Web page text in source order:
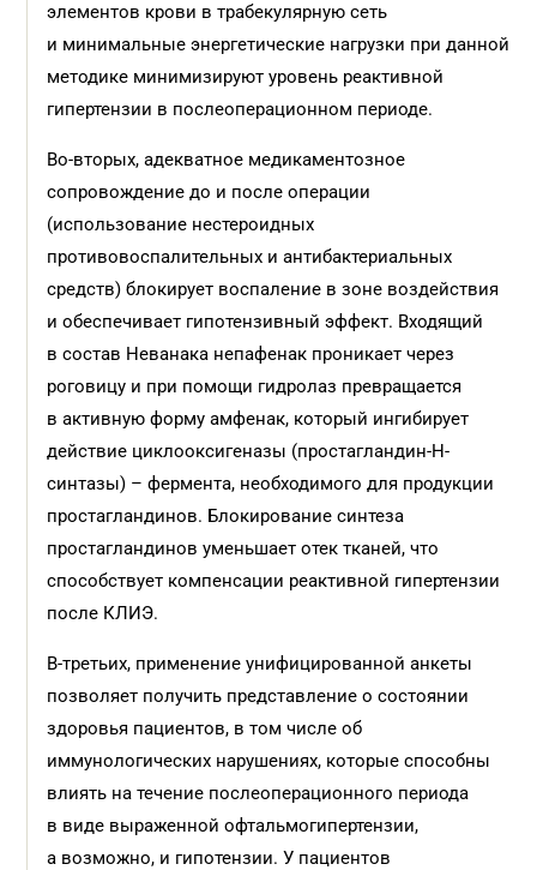
элементов крови в трабекулярную сеть
и минимальные энергетические нагрузки при данной
методике минимизируют уровень реактивной
гипертензии в послеоперационном периоде.
Во-вторых, адекватное медикаментозное
сопровождение до и после операции
(использование нестероидных
противовоспалительных и антибактериальных
средств) блокирует воспаление в зоне воздействия
и обеспечивает гипотензивный эффект. Входящий
в состав Неванака непафенак проникает через
роговицу и при помощи гидролаз превращается
в активную форму амфенак, который ингибирует
действие циклооксигеназы (простагландин-Н-
синтазы) – фермента, необходимого для продукции
простагландинов. Блокирование синтеза
простагландинов уменьшает отек тканей, что
способствует компенсации реактивной гипертензии
после КЛИЭ.
В-третьих, применение унифицированной анкеты
позволяет получить представление о состоянии
здоровья пациентов, в том числе об
иммунологических нарушениях, которые способны
влиять на течение послеоперационного периода
в виде выраженной офтальмогипертензии,
а возможно, и гипотензии. У пациентов